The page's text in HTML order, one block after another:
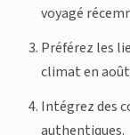
voyagé
Préférez les
climat en
Intégrez des
authentiques.